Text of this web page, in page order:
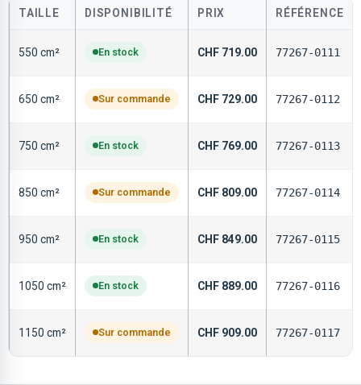
TAILLE DISPONIBILITÉ PRIX RÉFÉRENCE
550 cm² En stock CHF 719.00 77267-0111
650 cm² Sur commande CHF 729.00 77267-0112
750 cm² En stock CHF 769.00 77267-0113
850 cm² Sur commande CHF 809.00 77267-0114
950 cm² En stock CHF 849.00 77267-0115
1050 cm² En stock CHF 889.00 77267-0116
1150 cm² Sur commande CHF 909.00 77267-0117